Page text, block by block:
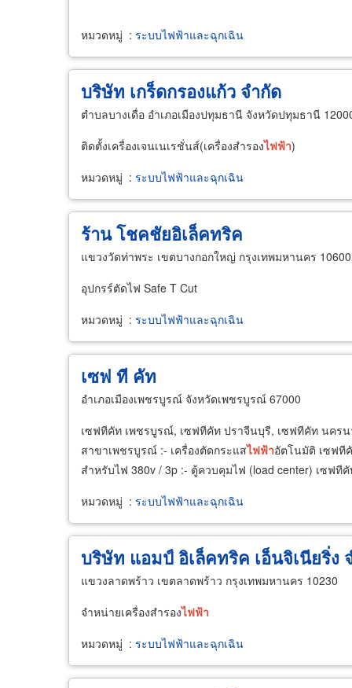
หมวดหมู่ : ระบบไฟฟ้าและฉุกเฉิน
บริษัท เกร็ดกรองแก้ว จำกัด
ตำบลบางเดื่อ อำเภอเมืองปทุมธานี จังหวัดปทุมธานี
ติดตั้งเครื่องเจนเนเรชั่นส์(เครื่องสำรองไฟฟ้า)
หมวดหมู่ : ระบบไฟฟ้าและฉุกเฉิน
ร้าน โชคชัยอิเล็คทริค
แขวงวัดท่าพระ เขตบางกอกใหญ่ กรุงเทพมหานคร 10600
อุปกรร์ตัดไฟ Safe T Cut
หมวดหมู่ : ระบบไฟฟ้าและฉุกเฉิน
เซฟ ที คัท
อำเภอเมืองเพชรบูรณ์ จังหวัดเพชรบูรณ์ 67000
เซฟทีคัท เพชรบูรณ์, เซฟทีคัท ปราจีนบุรี, เซฟทีคัท นคร
สาขาเพชรบูรณ์ :- เครื่องตัดกระแสไฟฟ้าอัตโนมัติ เซฟที
สำหรับไฟ 380v / 3p :- ตู้ควบคุมไฟ (load center) เซฟที
หมวดหมู่ : ระบบไฟฟ้าและฉุกเฉิน
บริษัท แอมป์ อิเล็คทริค เอ็นจิเนียริ่ง
แขวงลาดพร้าว เขตลาดพร้าว กรุงเทพมหานคร 10230
จำหน่ายเครื่องสำรองไฟฟ้า
หมวดหมู่ : ระบบไฟฟ้าและฉุกเฉิน